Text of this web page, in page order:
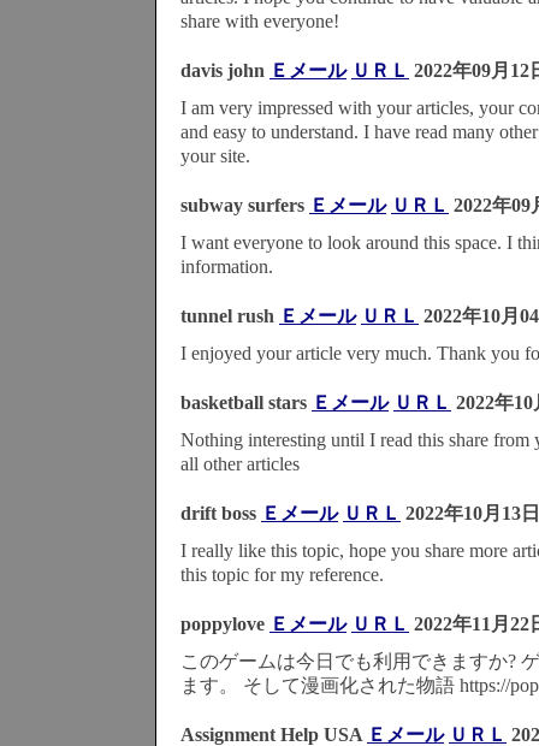
share with everyone!
davis john Ｅメール ＵＲＬ 2022年09月12
I am very impressed with your articles, your
and easy to understand. I have read many
your site.
subway surfers Ｅメール ＵＲＬ 2022年09
I want everyone to look around this space. I
information.
tunnel rush Ｅメール ＵＲＬ 2022年10月
I enjoyed your article very much. Thank you
basketball stars Ｅメール ＵＲＬ 2022年
Nothing interesting until I read this share from
all other articles
drift boss Ｅメール ＵＲＬ 2022年10月13
I really like this topic, hope you share more
this topic for my reference.
poppylove Ｅメール ＵＲＬ 2022年11月22
このゲームは今日でも利用できますか?
ます。 そして漫画化された物語 https://
Assignment Help USA Ｅメール ＵＲＬ